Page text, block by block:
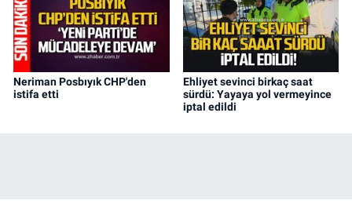
Neriman Posbıyık CHP'den
istifa etti
Ehliyet sevinci birkaç saat
sürdü: Yayaya yol vermeyince
iptal edildi